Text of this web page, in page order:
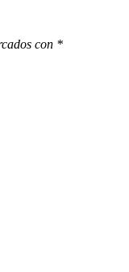
con *